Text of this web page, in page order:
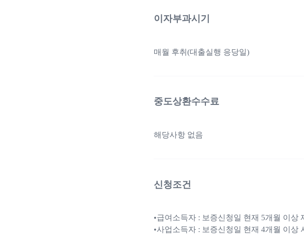
이자부과시기
매월 후취(대출실행 응당일)
중도상환수수료
해당사항 없음
신청조건
•급여소득자 : 보증신청일 현재 5개월 이상
•사업소득자 : 보증신청일 현재 4개월 이상